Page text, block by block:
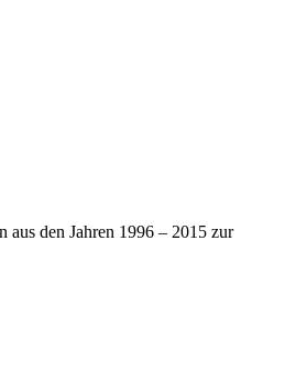
den Jahren 1996 – 2015 zur